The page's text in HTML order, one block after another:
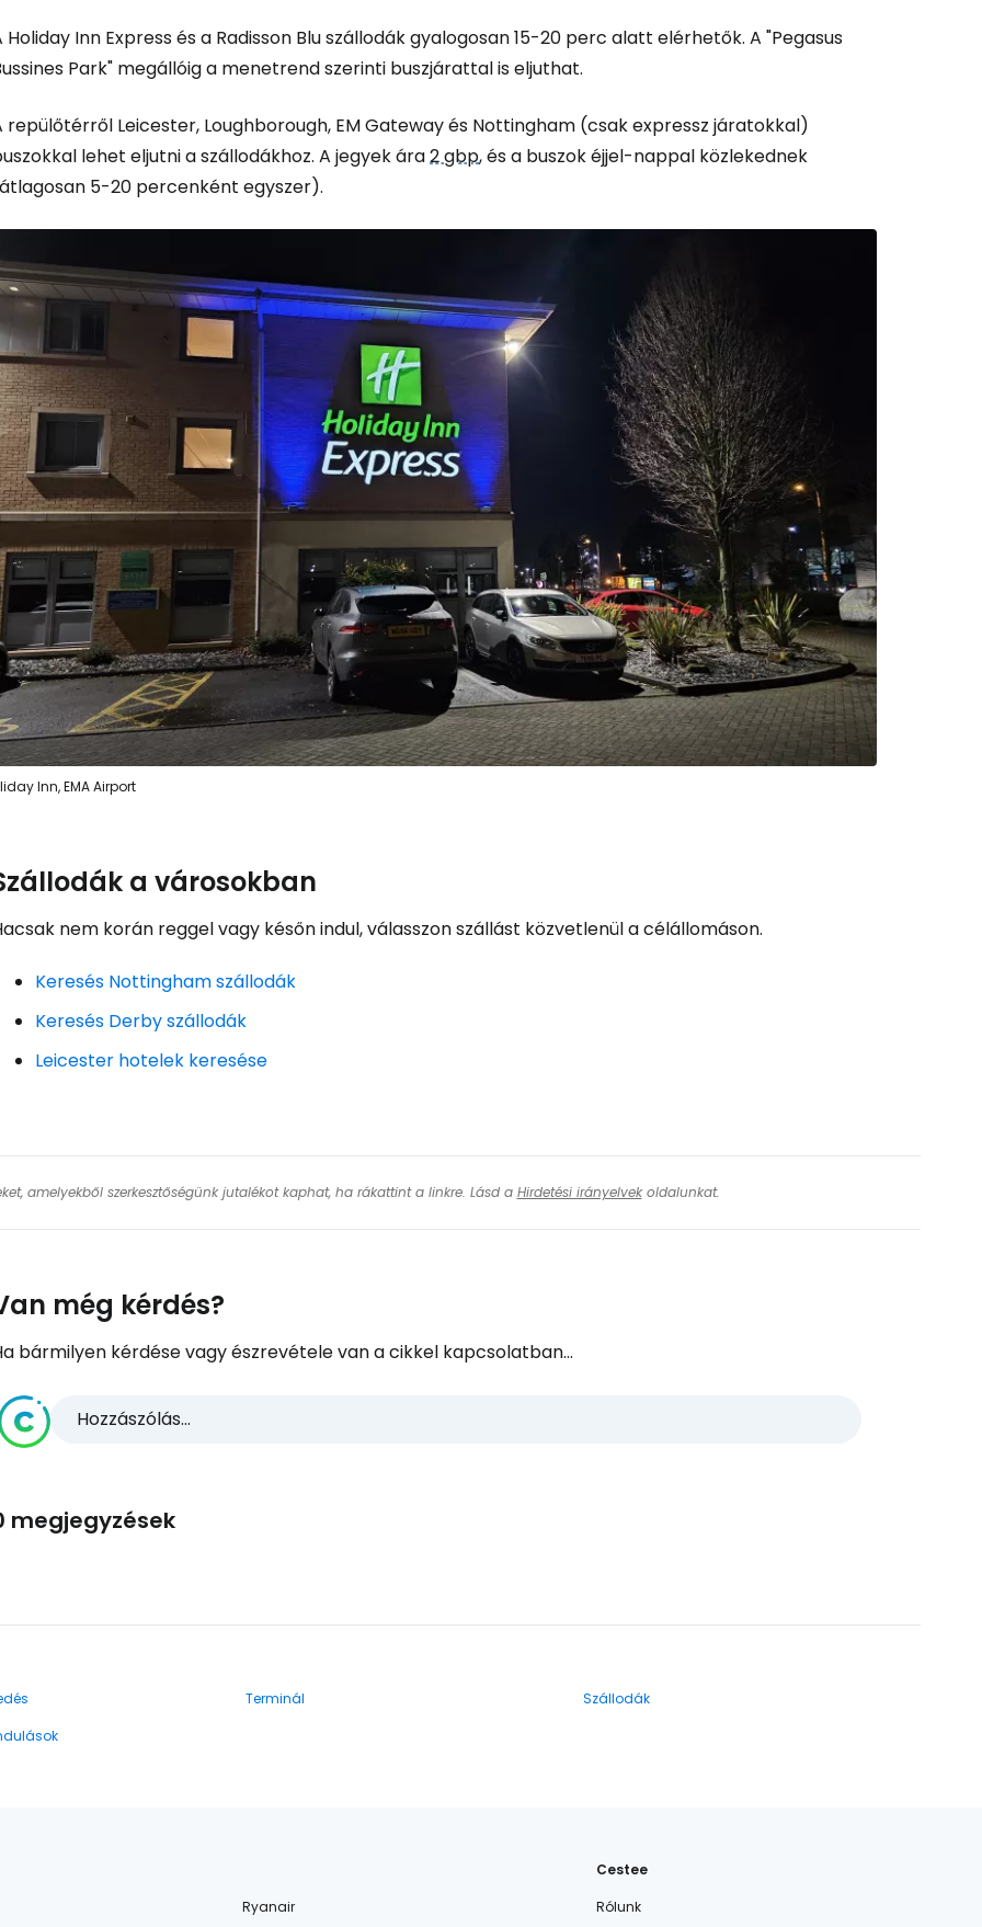
Holiday Inn Express és a Radisson Blu szállodák gyalogosan 15-20 perc alatt elérhetők. A "Pegasus
Park" megállóig a menetrend szerinti buszjárattal is eljuthat.
repülőtérről Leicester, Loughborough, EM Gateway és Nottingham (csak expressz járatokkal)
lehet eljutni a szállodákhoz. A jegyek ára2 gbp, és a buszok éjjel-nappal közlekednek
5-20 percenként egyszer).
Inn, EMA Airport
a városokban
nem korán reggel vagy későn indul, válasszon szállást közvetlenül a célállomáson.
Keresés Nottingham szállodák
Keresés Derby szállodák
Leicester hotelek keresése
amelyekből szerkesztőségünk jutalékot kaphat, ha rákattint a linkre. Lásd a Hirdetési irányelvekoldalunkat.
még kérdés?
bármilyen kérdése vagy észrevétele van a cikkel kapcsolatban...
Hozzászólás...
megjegyzések
Terminál
Szállodák
Ryanair
Cestee
Rólunk
... az utazási közösség világszerte
Folytatás a Google-lal
Folytassa e-mailben